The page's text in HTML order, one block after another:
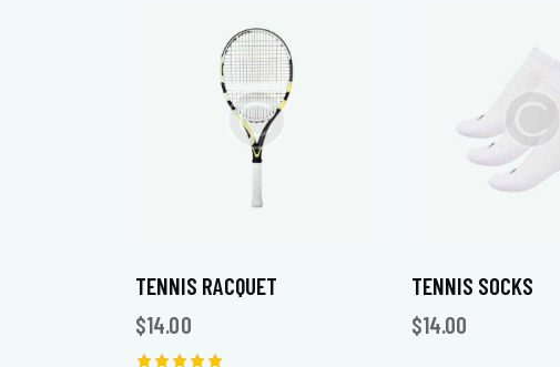
TENNIS RACQUET
$14.00
TENNIS SOCKS
$14.00